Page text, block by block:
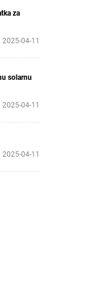
za
2025-04-11
solarnu
2025-04-11
2025-04-11